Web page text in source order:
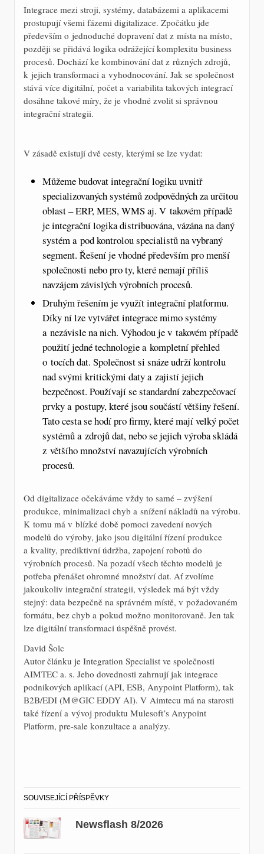
Integrace mezi stroji, systémy, databázemi a aplikacemi
prostupují všemi fázemi digitalizace. Zpočátku jde
především o jednoduché dopravení dat z místa na místo,
později se přidává logika odrážející komplexitu business
procesů. Dochází ke kombinování dat z různých zdrojů,
k jejich transformaci a vyhodnocování. Jak se společnost
stává více digitální, počet a variabilita takových integrací
dosáhne takové míry, že je vhodné zvolit si správnou
integrační strategii.
V zásadě existují dvě cesty, kterými se lze vydat:
Můžeme budovat integrační logiku uvnitř
specializovaných systémů zodpovědných za určitou
oblast – ERP, MES, WMS aj. V takovém případě
je integrační logika distribuována, vázána na daný
systém a pod kontrolou specialistů na vybraný
segment. Řešení je vhodné především pro menší
společnosti nebo pro ty, které nemají příliš
navzájem závislých výrobních procesů.
Druhým řešením je využít integrační platformu.
Díky ní lze vytvářet integrace mimo systémy
a nezávisle na nich. Výhodou je v takovém případě
použití jedné technologie a kompletní přehled
o tocích dat. Společnost si snáze udrží kontrolu
nad svými kritickými daty a zajistí jejich
bezpečnost. Používají se standardní zabezpečovací
prvky a postupy, které jsou součástí většiny řešení.
Tato cesta se hodí pro firmy, které mají velký počet
systémů a zdrojů dat, nebo se jejich výroba skládá
z většího množství navazujících výrobních
procesů.
Od digitalizace očekáváme vždy to samé – zvýšení
produkce, minimalizaci chyb a snížení nákladů na výrobu.
K tomu má v blízké době pomoci zavedení nových
modelů do výroby, jako jsou digitální řízení produkce
a kvality, prediktivní údržba, zapojení robotů do
výrobních procesů. Na pozadí všech těchto modelů je
potřeba přenášet ohromné množství dat. Ať zvolíme
jakoukoliv integrační strategii, výsledek má být vždy
stejný: data bezpečně na správném místě, v požadovaném
formátu, bez chyb a pokud možno monitorovaně. Jen tak
lze digitální transformaci úspěšně provést.
David Šolc
Autor článku je Integration Specialist ve společnosti
AIMTEC a. s. Jeho dovednosti zahrnují jak integrace
podnikových aplikací (API, ESB, Anypoint Platform), tak
B2B/EDI (M@GIC EDDY AI). V Aimtecu má na starosti
také řízení a vývoj produktu Mulesoft’s Anypoint
Platform, pre-sale konzultace a analýzy.
SOUVISEJÍCÍ PŘÍSPĚVKY
Newsflash 8/2026